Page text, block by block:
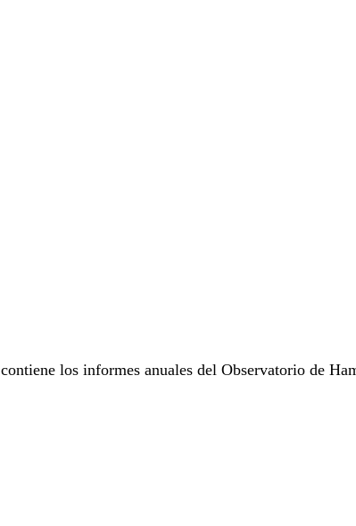
contiene los informes anuales del Observatorio de